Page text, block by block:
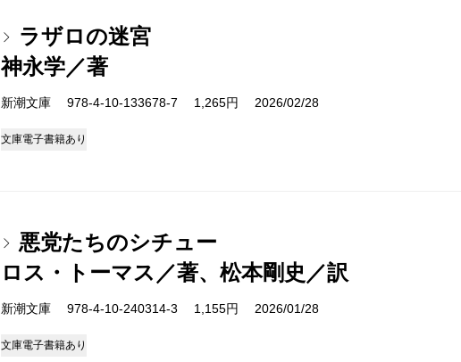
ラザロの迷宮
神永学／著
新潮文庫 978-4-10-133678-7 1,265円 2026/02/28
文庫電子書籍あり
悪党たちのシチュー
ロス・トーマス／著、松本剛史／訳
新潮文庫 978-4-10-240314-3 1,155円 2026/01/28
文庫電子書籍あり